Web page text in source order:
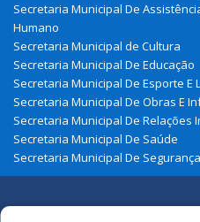
Secretaria Municipal De
Humano
Secretaria Municipal de Cultura
Secretaria Municipal De Educação
Secretaria Municipal De Esporte E
Secretaria Municipal De Obras E
Secretaria Municipal De Relações
Secretaria Municipal De Saúde
Secretaria Municipal De